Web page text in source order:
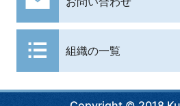
組織の一覧